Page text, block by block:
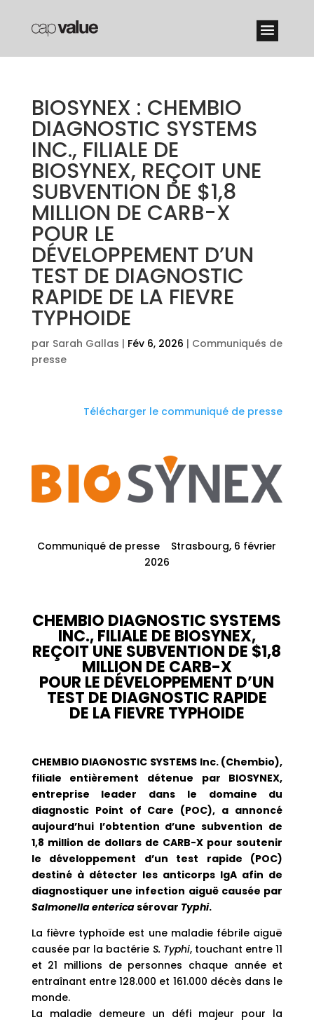
BIOSYNEX : CHEMBIO
DIAGNOSTIC SYSTEMS
INC., FILIALE DE
BIOSYNEX, REÇOIT UNE
SUBVENTION DE $1,8
MILLION DE CARB-X
POUR LE
DÉVELOPPEMENT D’UN
TEST DE DIAGNOSTIC
RAPIDE DE LA FIEVRE
TYPHOIDE
par Sarah Gallas | Fév 6, 2026 | Communiqués de
presse
Télécharger le communiqué de presse
Communiqué de presse Strasbourg, 6 février
2026
CHEMBIO DIAGNOSTIC SYSTEMS
INC., FILIALE DE BIOSYNEX,
REÇOIT UNE SUBVENTION DE $1,8
MILLION DE CARB-X
POUR LE DÉVELOPPEMENT D’UN
TEST DE DIAGNOSTIC RAPIDE
DE LA FIEVRE TYPHOIDE
CHEMBIO DIAGNOSTIC SYSTEMS Inc. (Chembio),
filiale entièrement détenue par BIOSYNEX,
entreprise leader dans le domaine du
diagnostic Point of Care (POC), a annoncé
aujourd’hui l’obtention d’une subvention de
1,8 million de dollars de CARB-X pour soutenir
le développement d’un test rapide (POC)
destiné à détecter les anticorps IgA afin de
diagnostiquer une infection aiguë causée par
Salmonella entericasérovar Typhi.
La fièvre typhoïde est une maladie fébrile aiguë
causée par la bactérie S. Typhi, touchant entre 11
et 21 millions de personnes chaque année et
entraînant entre 128.000 et 161.000 décès dans le
monde.
La maladie demeure un défi majeur pour la